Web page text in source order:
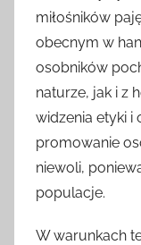
miłośników
obecnym w
osobników
naturze, jak i z
widzenia etyki
promowanie
niewoli,
populacje.
W warunkach